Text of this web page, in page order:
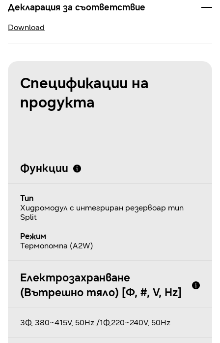
Декларация за съответствие
Download
Спецификации на
продукта
Функции
Тип
Хидромодул с интегриран резервоар тип
Split
Режим
Термопомпа (A2W)
Електрозахранване
(Вътрешно тяло) [Φ, #, V, Hz]
3Ф, 380~415V, 50Hz /1Ф,220~240V, 50Hz